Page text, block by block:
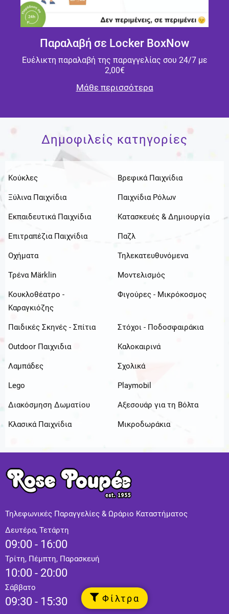
Παραλαβή σε Locker BoxNow
Ευέλικτη παραλαβή της παραγγελίας σου 24/7 με
2,00€
Μάθε περισσότερα
Δημοφιλείς κατηγορίες
Κούκλες Βρεφικά Παιχνίδια
Ξύλινα Παιχνίδια Παιχνίδια Ρόλων
Εκπαιδευτικά Παιχνίδια Κατασκευές & Δημιουργία
Επιτραπέζια Παιχνίδια Παζλ
Οχήματα Τηλεκατευθυνόμενα
Τρένα Märklin Μοντελισμός
Κουκλοθέατρο -
Καραγκιόζης
Φιγούρες - Μικρόκοσμος
Παιδικές Σκηνές - Σπίτια Στόχοι - Ποδοσφαιράκια
Outdoor Παιχνιδια Καλοκαιρινά
Λαμπάδες Σχολικά
Lego Playmobil
Διακόσμηση Δωματίου Αξεσουάρ για τη Βόλτα
Κλασικά Παιχνίδια Μικροδωράκια
Τηλεφωνικές Παραγγελίες & Ωράριο Καταστήματος
Δευτέρα, Τετάρτη
09:00 - 16:00
Τρίτη, Πέμπτη, Παρασκευή
10:00 - 20:00
Σάββατο
09:30 - 15:30 Φίλτρα